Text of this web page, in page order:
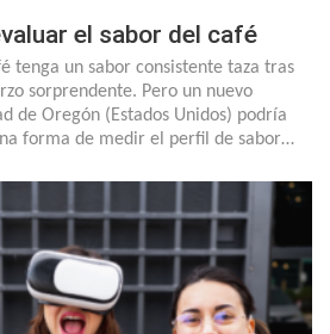
el sabor del café
tenga un sabor consistente taza tras
sorprendente. Pero un nuevo
de Oregón (Estados Unidos) podría
forma de medir el perfil de sabor…